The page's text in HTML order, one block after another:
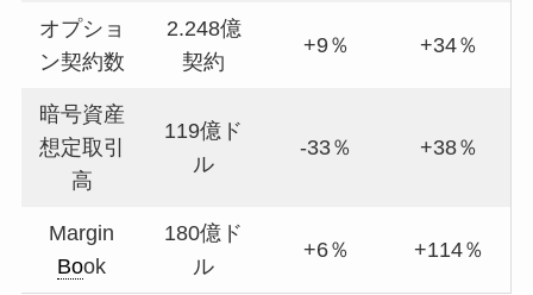
オプショ
ン契約数
2.248億
契約
+9％ +34％
暗号資産
想定取引
高
119億ド
ル
-33％ +38％
Margin
Book
180億ド
ル
+6％ +114％